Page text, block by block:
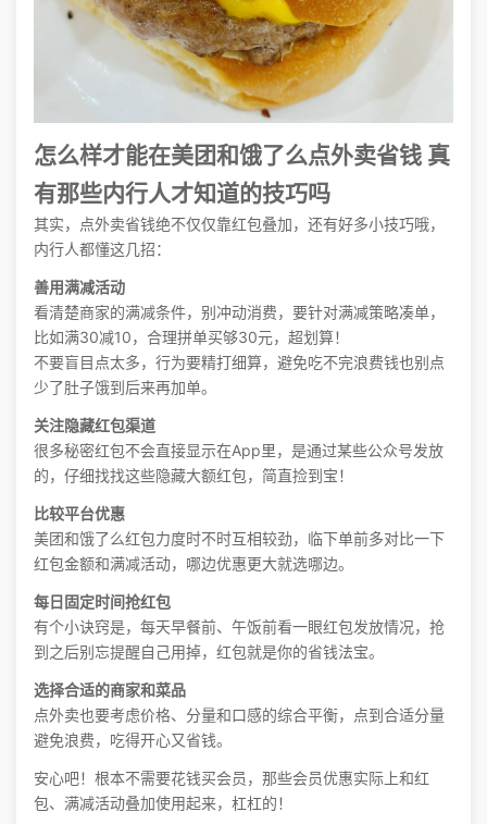
怎么样才能在美团和饿了么点外卖省钱 真
有那些内行人才知道的技巧吗
其实，点外卖省钱绝不仅仅靠红包叠加，还有好多小技巧哦，
内行人都懂这几招：
善用满减活动
看清楚商家的满减条件，别冲动消费，要针对满减策略凑单，
比如满30减10，合理拼单买够30元，超划算！
不要盲目点太多，行为要精打细算，避免吃不完浪费钱也别点
少了肚子饿到后来再加单。
关注隐藏红包渠道
很多秘密红包不会直接显示在App里，是通过某些公众号发放
的，仔细找找这些隐藏大额红包，简直捡到宝！
比较平台优惠
美团和饿了么红包力度时不时互相较劲，临下单前多对比一下
红包金额和满减活动，哪边优惠更大就选哪边。
每日固定时间抢红包
有个小诀窍是，每天早餐前、午饭前看一眼红包发放情况，抢
到之后别忘提醒自己用掉，红包就是你的省钱法宝。
选择合适的商家和菜品
点外卖也要考虑价格、分量和口感的综合平衡，点到合适分量
避免浪费，吃得开心又省钱。
安心吧！根本不需要花钱买会员，那些会员优惠实际上和红
包、满减活动叠加使用起来，杠杠的！